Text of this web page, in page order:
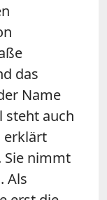
das
Name
steht auch
erklärt
Sie nimmt
Als